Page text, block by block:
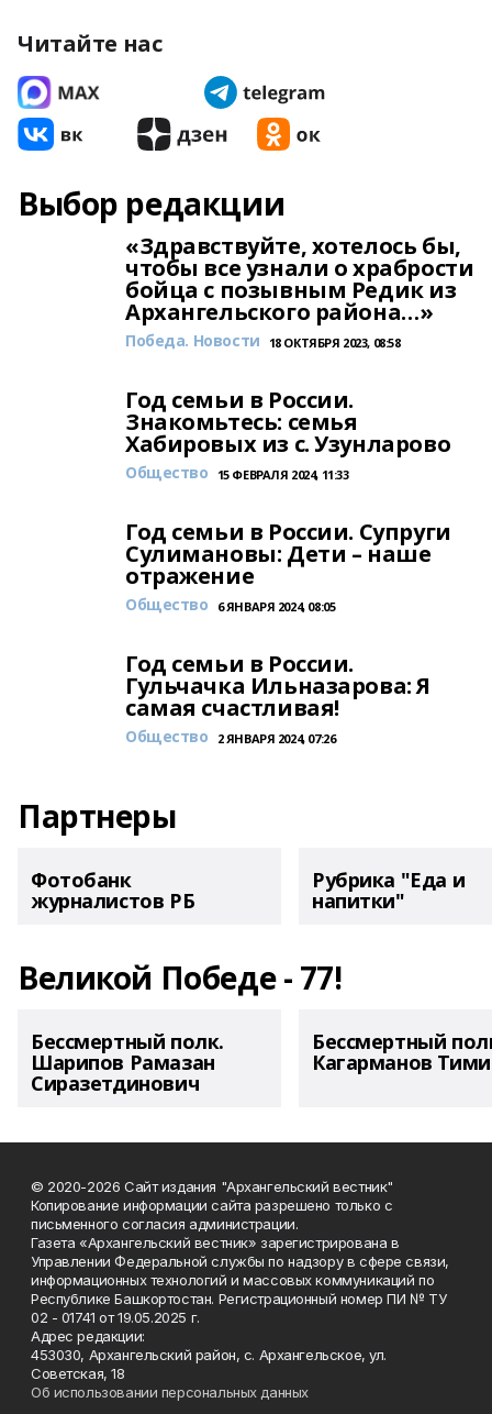
Читайте нас
Выбор редакции
«Здравствуйте, хотелось бы,
чтобы все узнали о храбрости
бойца с позывным Редик из
Архангельского района…»
Победа. Новости 18 ОКТЯБРЯ 2023, 08:58
Год семьи в России.
Знакомьтесь: семья
Хабировых из с. Узунларово
Общество 15 ФЕВРАЛЯ 2024, 11:33
Год семьи в России. Супруги
Сулимановы: Дети – наше
отражение
Общество 6 ЯНВАРЯ 2024, 08:05
Год семьи в России.
Гульчачка Ильназарова: Я
самая счастливая!
Общество 2 ЯНВАРЯ 2024, 07:26
Партнеры
Фотобанк
журналистов РБ
Рубрика "Еда и
напитки"
Великой Победе - 77!
Бессмертный полк.
Шарипов Рамазан
Сиразетдинович
Бессмертный
Кагарманов
© 2020-2026 Сайт издания "Архангельский вестник"
Копирование информации сайта разрешено только с
письменного согласия администрации.
Газета «Архангельский вестник» зарегистрирована в
Управлении Федеральной службы по надзору в сфере связи,
информационных технологий и массовых коммуникаций по
Республике Башкортостан. Регистрационный номер ПИ № ТУ
02 - 01741 от 19.05.2025 г.
Адрес редакции:
453030, Архангельский район, с. Архангельское, ул.
Советская, 18
Об использовании персональных данных